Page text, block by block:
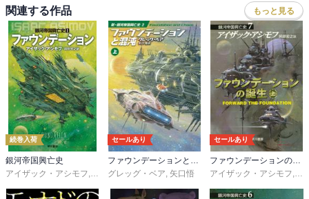
関連する作品 もっと見る
続巻入荷
銀河帝国興亡史
アイザック・アシモフ, 岡部宏之
セールあり
ファウンデーションと混沌
グレッグ・ベア, 矢口悟
セールあり
ファウンデーションの誕生
アイザック・アシモフ, 岡